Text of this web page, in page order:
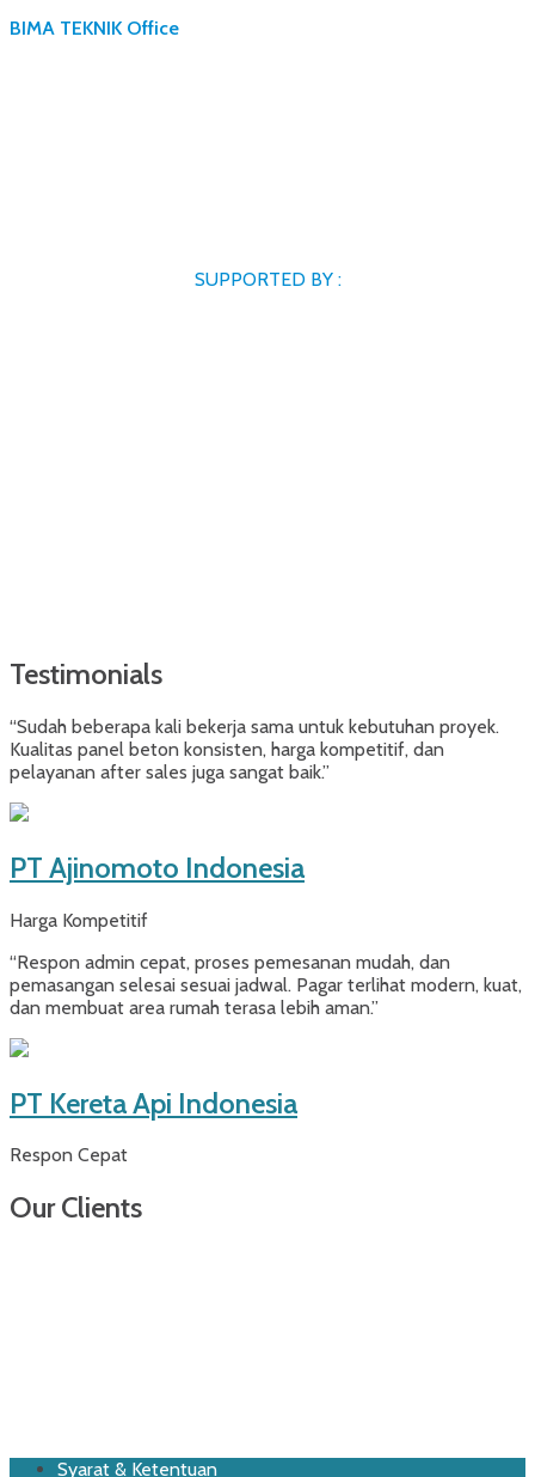
BIMA TEKNIK Office
SUPPORTED BY :
Testimonials
“Sudah beberapa kali bekerja sama untuk kebutuhan proyek.
Kualitas panel beton konsisten, harga kompetitif, dan
pelayanan after sales juga sangat baik.”
PT Ajinomoto Indonesia
Harga Kompetitif
“Respon admin cepat, proses pemesanan mudah, dan
pemasangan selesai sesuai jadwal. Pagar terlihat modern, kuat,
dan membuat area rumah terasa lebih aman.”
PT Kereta Api Indonesia
Respon Cepat
Our Clients
Skip Syarat & Ketentuan